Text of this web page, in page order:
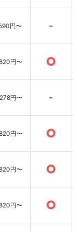
円〜 -
円〜 ○
円〜 -
円〜 ○
円〜 ○
円〜 ○